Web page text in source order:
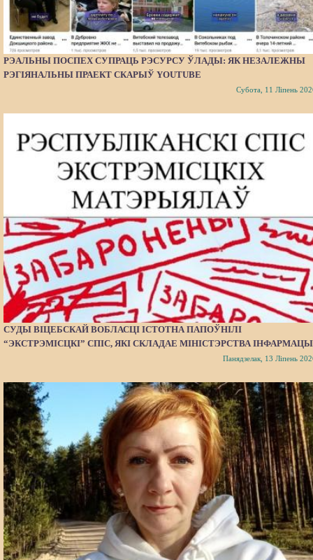
РЭАЛЬНЫ ПОСПЕХ СУПРАЦЬ РЭСУРСУ ЎЛАДЫ: ЯК НЕЗАЛЕЖНЫ
РЭГІЯНАЛЬНЫ ПРАЕКТ СКАРЫЎ YOUTUBE
Субота, 11 Ліпень
СУДЫ ВІЦЕБСКАЙ ВОБЛАСЦІ ІСТОТНА ПАПОЎНІЛІ
“ЭКСТРЭМІСЦКІ” СПІС, ЯКІ СКЛАДАЕ МІНІСТЭРСТВА
Панядзелак, 13 Ліпень